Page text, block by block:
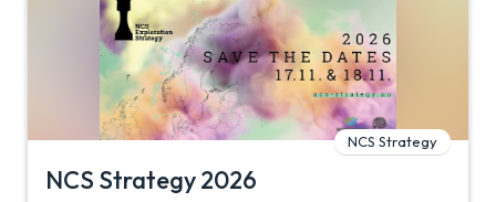
NCS Strategy
NCS Strategy 2026